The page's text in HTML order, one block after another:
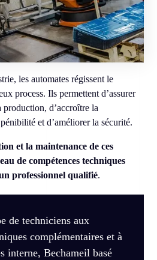
les automates régissent le
process. Ils permettent d’assurer
production, d’accroître la
et d’améliorer la sécurité.
et la maintenance de ces
de compétences techniques
professionnel qualifié.
de techniciens aux
complémentaires et à
interne, Bechameil basé